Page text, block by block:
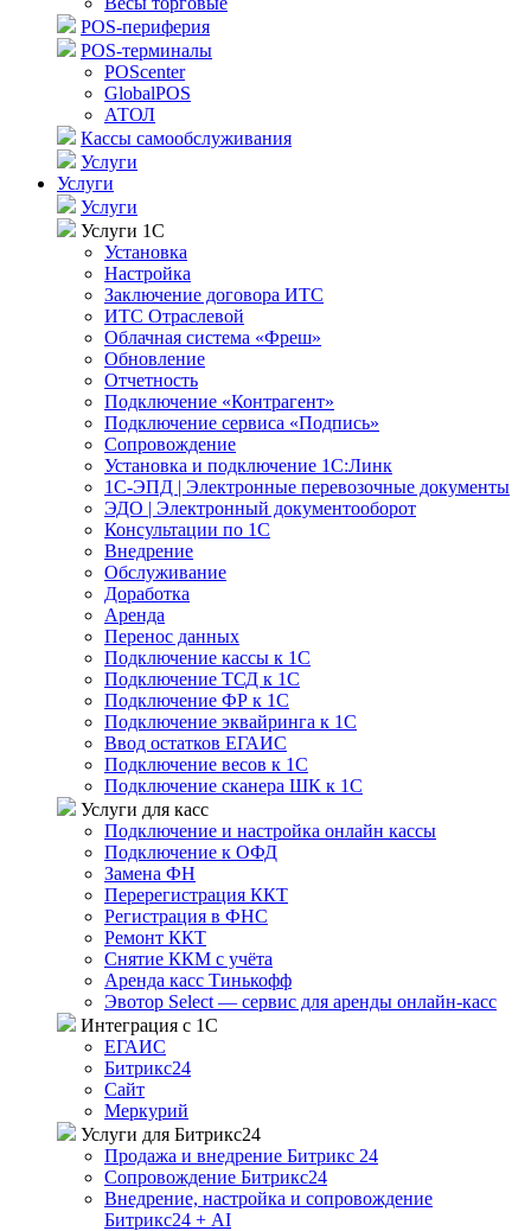
POS-периферия
POS-терминалы
POScenter
GlobalPOS
АТОЛ
Кассы самообслуживания
Услуги
Услуги
Услуги
Услуги 1С
Установка
Настройка
Заключение договора ИТС
ИТС Отраслевой
Облачная система «Фреш»
Обновление
Отчетность
Подключение «Контрагент»
Подключение сервиса «Подпись»
Сопровождение
Установка и подключение 1С:Линк
1С-ЭПД | Электронные перевозочные документы
ЭДО | Электронный документооборот
Консультации по 1С
Внедрение
Обслуживание
Доработка
Аренда
Перенос данных
Подключение кассы к 1С
Подключение ТСД к 1С
Подключение ФР к 1С
Подключение эквайринга к 1С
Ввод остатков ЕГАИС
Подключение весов к 1С
Подключение сканера ШК к 1С
Услуги для касс
Подключение и настройка онлайн кассы
Подключение к ОФД
Замена ФН
Перерегистрация ККТ
Регистрация в ФНС
Ремонт ККТ
Снятие ККМ с учёта
Аренда касс Тинькофф
Эвотор Select — сервис для аренды онлайн-касс
Интеграция с 1С
ЕГАИС
Битрикс24
Сайт
Меркурий
Услуги для Битрикс24
Продажа и внедрение Битрикс 24
Сопровождение Битрикс24
Внедрение, настройка и сопровождение
Битрикс24 + AI